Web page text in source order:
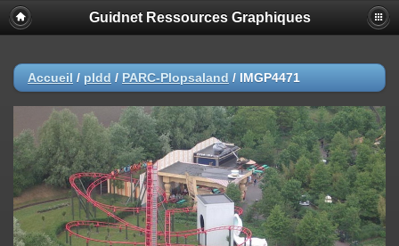
Guidnet Ressources Graphiques
Accueil / pldd / PARC-Plopsaland / IMGP4471